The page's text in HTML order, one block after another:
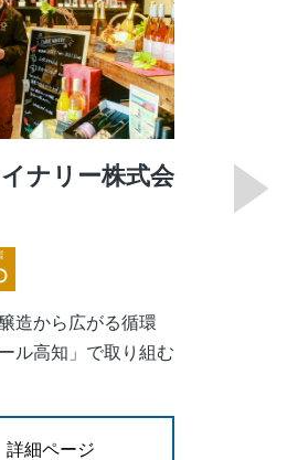
ナリー株式会
造から広がる循環
ル高知」で取り組む
詳細ページ